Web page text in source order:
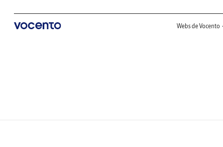
Webs de Vocento